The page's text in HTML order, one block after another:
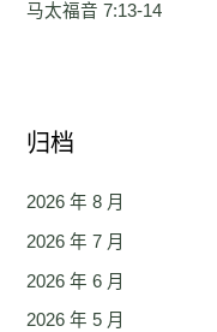
马太福音 7:13-14
归档
2026 年 8 月
2026 年 7 月
2026 年 6 月
2026 年 5 月